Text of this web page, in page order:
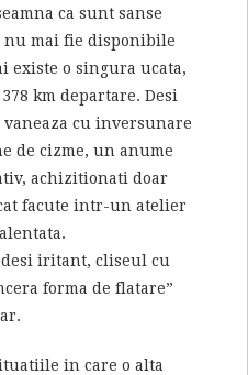
ca sunt sanse
nu mai fie disponibile
existe o singura ucata,
km departare. Desi
cu inversunare
de cizme, un anume
achizitionati doar
facute intr-un atelier
desi iritant, cliseul cu
forma de flatare”
in care o alta